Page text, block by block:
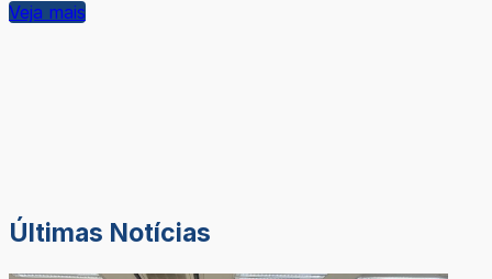
Veja mais
Últimas Notícias